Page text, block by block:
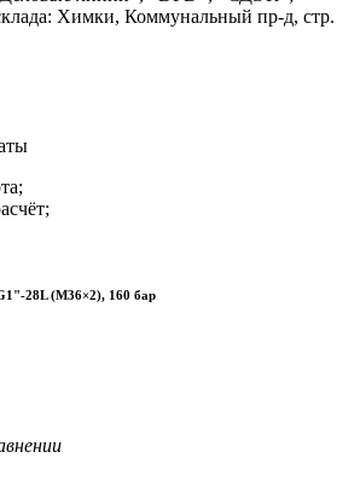
Химки, Коммунальный пр-д, стр.
28L (M36×2), 160 бар